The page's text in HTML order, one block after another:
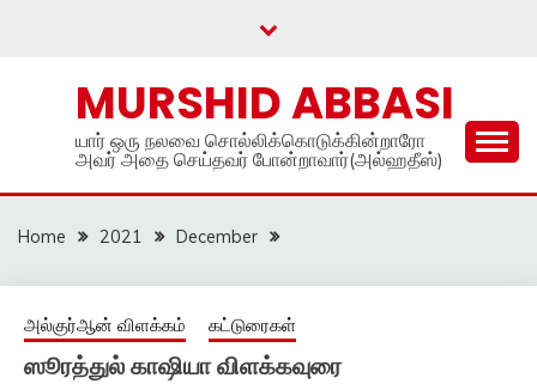
MURSHID ABBASI
யார் ஒரு நலவை சொல்லிக்கொடுக்கின்றாரோ
அவர் அதை செய்தவர் போன்றாவார்(அல்ஹதீஸ்)
Home 2021 December
அல்குர்ஆன் விளக்கம் கட்டுரைகள்
ஸூரத்துல் காஷியா விளக்கவுரை